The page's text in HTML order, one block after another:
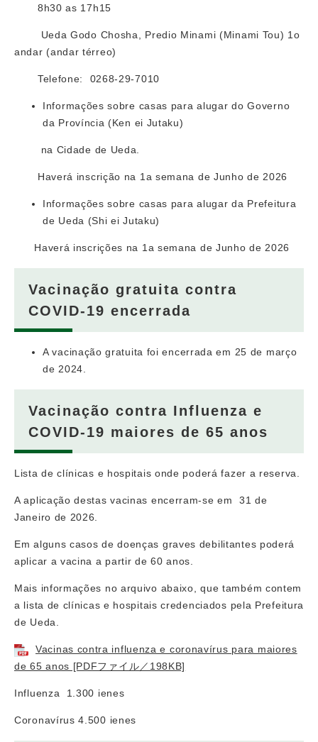
8h30 as 17h15
Ueda Godo Chosha, Predio Minami (Minami Tou) 1o
andar (andar térreo)
Telefone: 0268-29-7010
Informações sobre casas para alugar do Governo
da Província (Ken ei Jutaku)
na Cidade de Ueda.
Haverá inscrição na 1a semana de Junho de 2026
Informações sobre casas para alugar da Prefeitura
de Ueda (Shi ei Jutaku)
Haverá inscrições na 1a semana de Junho de 2026
Vacinação gratuita contra
COVID-19 encerrada
A vacinação gratuita foi encerrada em 25 de março
de 2024.
Vacinação contra Influenza e
COVID-19 maiores de 65 anos
Lista de clínicas e hospitais onde poderá fazer a reserva.
A aplicação destas vacinas encerram-se em 31 de
Janeiro de 2026.
Em alguns casos de doenças graves debilitantes poderá
aplicar a vacina a partir de 60 anos.
Mais informações no arquivo abaixo, que também contem
a lista de clínicas e hospitais credenciados pela Prefeitura
de Ueda.
Vacinas contra influenza e coronavírus para maiores
de 65 anos [PDFファイル／198KB]
Influenza 1.300 ienes
Coronavírus 4.500 ienes